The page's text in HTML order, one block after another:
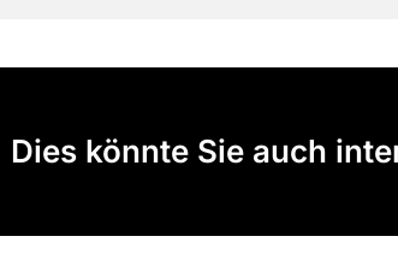
Dies könnte Sie auch